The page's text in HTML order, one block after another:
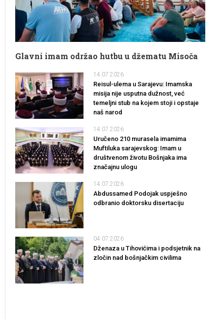
Glavni imam održao hutbu u džematu Misoča
14.07.2026
Reisul-ulema u Sarajevu: Imamska
misija nije usputna dužnost, već
temeljni stub na kojem stoji i opstaje
naš narod
14.07.2026
Uručeno 210 murasela imamima
Muftiluka sarajevskog: Imam u
društvenom životu Bošnjaka ima
značajnu ulogu
14.07.2026
Abdussamed Podojak uspješno
odbranio doktorsku disertaciju
04.07.2026
Dženaza u Tihovićima i podsjetnik na
zločin nad bošnjačkim civilima